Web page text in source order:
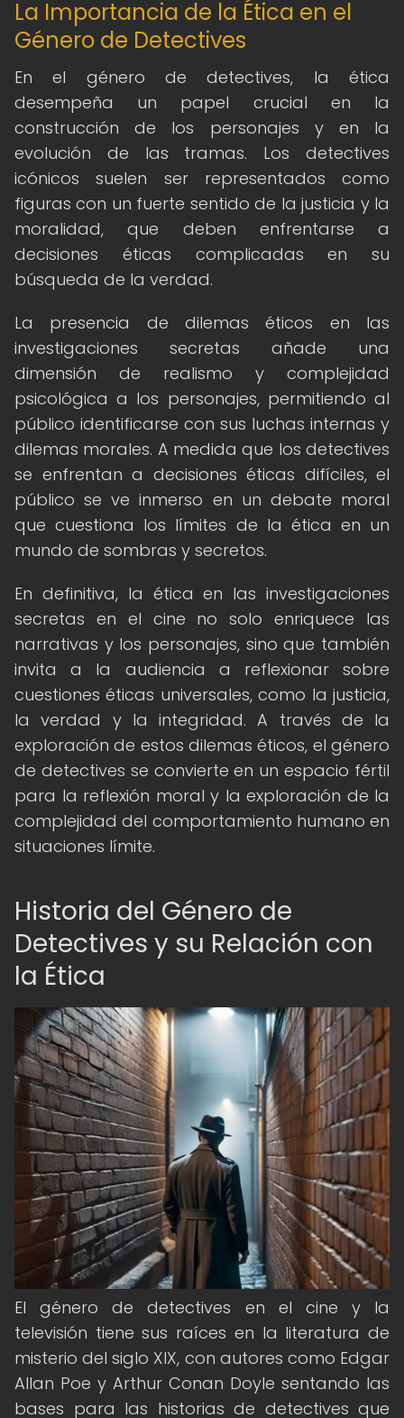
La Importancia de la Ética en el
Género de Detectives
En el género de detectives, la ética
desempeña un papel crucial en la
construcción de los personajes y en la
evolución de las tramas. Los detectives
icónicos suelen ser representados como
figuras con un fuerte sentido de la justicia y la
moralidad, que deben enfrentarse a
decisiones éticas complicadas en su
búsqueda de la verdad.
La presencia de dilemas éticos en las
investigaciones secretas añade una
dimensión de realismo y complejidad
psicológica a los personajes, permitiendo al
público identificarse con sus luchas internas y
dilemas morales. A medida que los detectives
se enfrentan a decisiones éticas difíciles, el
público se ve inmerso en un debate moral
que cuestiona los límites de la ética en un
mundo de sombras y secretos.
En definitiva, la ética en las investigaciones
secretas en el cine no solo enriquece las
narrativas y los personajes, sino que también
invita a la audiencia a reflexionar sobre
cuestiones éticas universales, como la justicia,
la verdad y la integridad. A través de la
exploración de estos dilemas éticos, el género
de detectives se convierte en un espacio fértil
para la reflexión moral y la exploración de la
complejidad del comportamiento humano en
situaciones límite.
Historia del Género de
Detectives y su Relación con
la Ética
El género de detectives en el cine y la
televisión tiene sus raíces en la literatura de
misterio del siglo XIX, con autores como Edgar
Allan Poe y Arthur Conan Doyle sentando las
bases para las historias de detectives que